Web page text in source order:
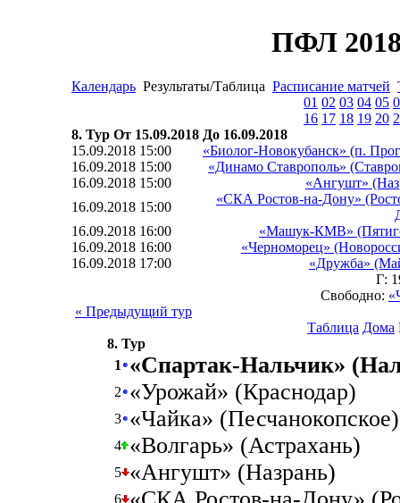
ПФЛ
Календарь Результаты/Таблица Расписание матчей
01 02 03 04 05
16 17 18 19 20
8. Тур От 15.09.2018 До 16.09.2018
15.09.2018 15:00
«Биолог-Новокубанск» (п.
16.09.2018 15:00
«Динамо Ставрополь»
16.09.2018 15:00
«Ангушт»
16.09.2018 15:00
«СКА Ростов-на-Дону»
16.09.2018 16:00
«Машук-КМВ»
16.09.2018 16:00
«Черноморец»
16.09.2018 17:00
«Дружба»
Г:
Свободно:
« Предыдущий тур
Таблица Дома
8. Тур
1
«Спартак-Нальчик»
2 «Урожай» (Краснодар)
3 «Чайка» (Песчанокопское)
4 «Волгарь» (Астрахань)
5 «Ангушт» (Назрань)
6